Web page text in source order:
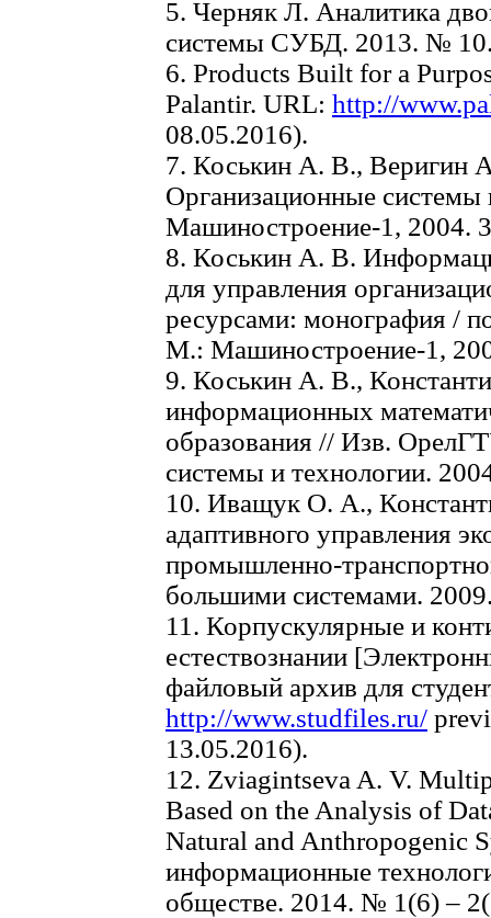
5. Черняк Л. Аналитика
системы СУБД. 2013. №
6. Products Built for a
Palantir. URL: http://
08.05.2016).
7. Коськин А. В., Веригин
Организационные
Машиностроение-1, 2004.
8. Коськин А. В.
для управления
ресурсами: монография /
М.: Машиностроение-1,
9. Коськин А. В.,
информационных
образования // Изв.
системы и технологии.
10. Иващук О. А.,
адаптивного управления
промышленно-
большими системами.
11. Корпускулярные и
естествознании
файловый архив для
http://www.studfiles.ru/
13.05.2016).
12. Zviagintseva A. V.
Based on the Analysis of
Natural and Anthropogenic
информационные
обществе. 2014. № 1(6) –